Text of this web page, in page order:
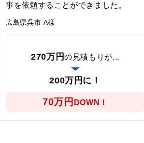
事を依頼することができました。
広島県呉市 A様
270万円の見積もりが...
200万円に！
70万円 DOWN！